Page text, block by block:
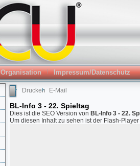
Organisation Impressum/Datenschutz
Drucken E-Mail
BL-Info 3 - 22. Spieltag
Dies ist die SEO Version von BL-Info 3 - 22.
Um diesen Inhalt zu sehen ist der Flash-